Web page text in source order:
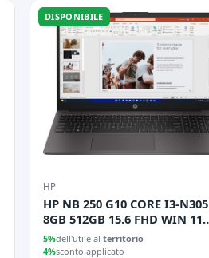
DISPONIBILE
HP
HP NB 250 G10 CORE I3-N305
8GB 512GB 15.6 FHD WIN 11
PRO 1YW
5%dell'utile al territorio
4%sconto applicato